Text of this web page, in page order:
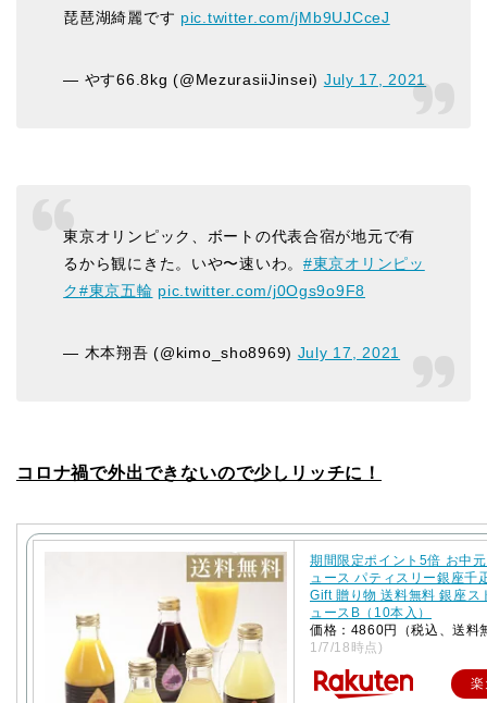
琵琶湖綺麗です pic.twitter.com/jMb9UJCceJ
— やす66.8kg (@MezurasiiJinsei) July 17, 2021
東京オリンピック、ボートの代表合宿が地元で有
るから観にきた。いや〜速いわ。 #東京オリンピッ
ク#東京五輪 pic.twitter.com/j0Ogs9o9F8
— 木本翔吾 (@kimo_sho8969) July 17, 2021
コロナ禍で外出できないので少しリッチに！
期間限定ポイント5倍 お中
ュース パティスリー銀座千
Gift 贈り物 送料無料 銀座ス
ュースB（10本入）
価格：4860円（税込、送料
1/7/18時点)